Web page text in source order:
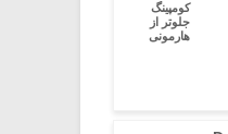
کومپینگ
جلوتر از
هارمونی